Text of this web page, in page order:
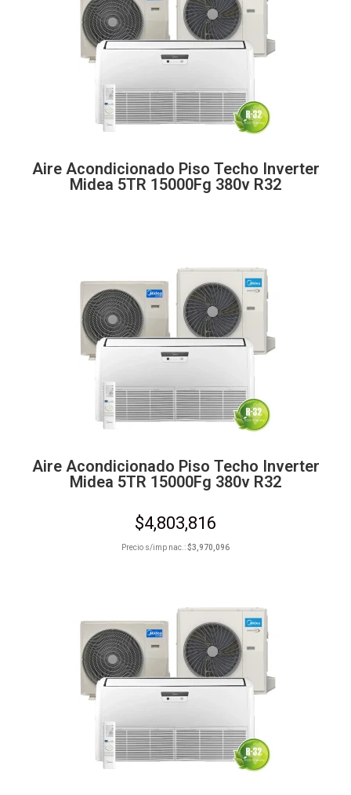
Aire Acondicionado Piso Techo Inverter
Midea 5TR 15000Fg 380v R32
Aire Acondicionado Piso Techo Inverter
Midea 5TR 15000Fg 380v R32
$4,803,816
Precio s/imp nac.:$3,970,096